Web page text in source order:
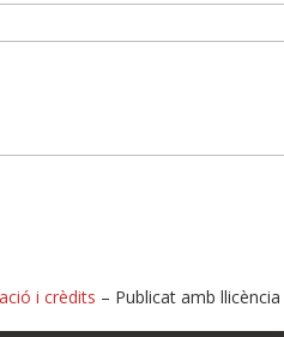
i crèdits – Publicat amb llicència